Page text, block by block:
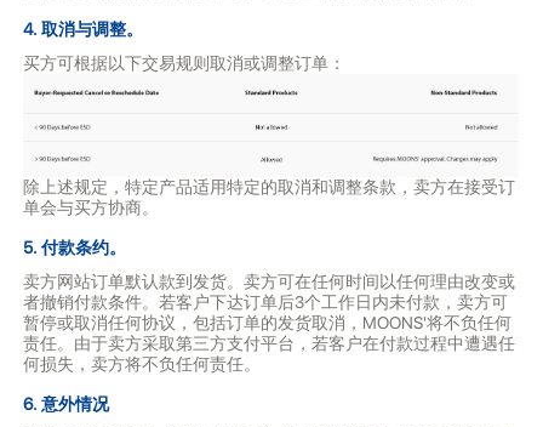
4. 取消与调整。
买方可根据以下交易规则取消或调整订单：
除上述规定，特定产品适用特定的取消和调整条款，卖方在接受订
单会与买方协商。
5. 付款条约。
卖方网站订单默认款到发货。卖方可在任何时间以任何理由改变或
者撤销付款条件。若客户下达订单后3个工作日内未付款，卖方可
暂停或取消任何协议，包括订单的发货取消，MOONS'将不负任何
责任。由于卖方采取第三方支付平台，若客户在付款过程中遭遇任
何损失，卖方将不负任何责任。
6. 意外情况